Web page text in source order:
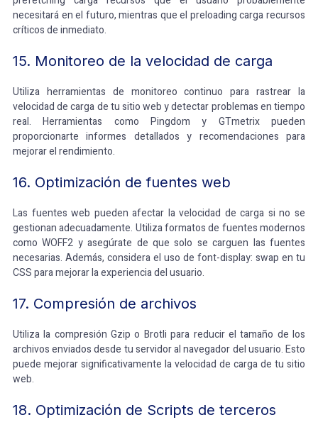
necesitará en el futuro, mientras que el preloading carga recursos
críticos de inmediato.
15. Monitoreo de la velocidad de carga
Utiliza herramientas de monitoreo continuo para rastrear la
velocidad de carga de tu sitio web y detectar problemas en tiempo
real. Herramientas como Pingdom y GTmetrix pueden
proporcionarte informes detallados y recomendaciones para
mejorar el rendimiento.
16. Optimización de fuentes web
Las fuentes web pueden afectar la velocidad de carga si no se
gestionan adecuadamente. Utiliza formatos de fuentes modernos
como WOFF2 y asegúrate de que solo se carguen las fuentes
necesarias. Además, considera el uso de font-display: swap en tu
CSS para mejorar la experiencia del usuario.
17. Compresión de archivos
Utiliza la compresión Gzip o Brotli para reducir el tamaño de los
archivos enviados desde tu servidor al navegador del usuario. Esto
puede mejorar significativamente la velocidad de carga de tu sitio
web.
18. Optimización de Scripts de terceros